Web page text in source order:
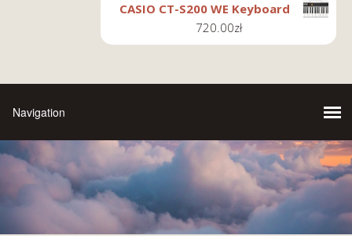
CASIO CT-S200 WE Keyboard
720.00zł